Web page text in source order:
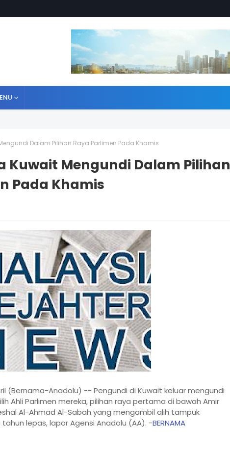
Dalam Pilihan Raya Parlimen Pada Khamis
Kuwait Mengundi Dalam Pilihan
Pada Khamis
(Bernama-Anadolu) -- Pengundi di Kuwait keluar mengundi
Ahli Parlimen mereka, pilihan raya pertama di bawah Amir
Al-Ahmad Al-Sabah yang mengambil alih tampuk
lepas, lapor Agensi Anadolu (AA). -BERNAMA